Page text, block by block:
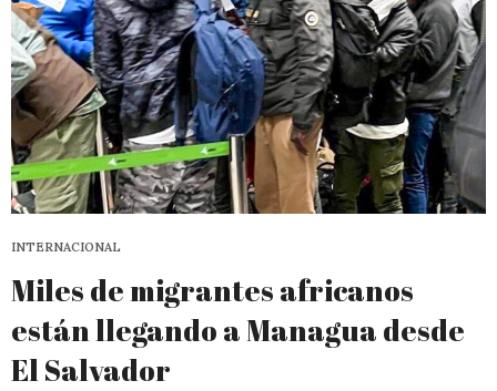
INTERNACIONAL
Miles de migrantes africanos
están llegando a Managua desde
El Salvador